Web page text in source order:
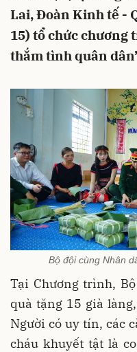
Lai, Đoàn Kinh tế -
15) tổ chức
thắm tình quân
Bộ đội cùng Nhân
Tại Chương trình,
quà tặng 15 già
Người có uy tín, các
cháu khuyết tật là